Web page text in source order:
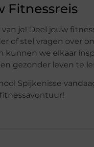
Fitnessreis
je! Deel jouw
of stel vragen over
kunnen we elkaar
gezonder leven te
Spijkenisse